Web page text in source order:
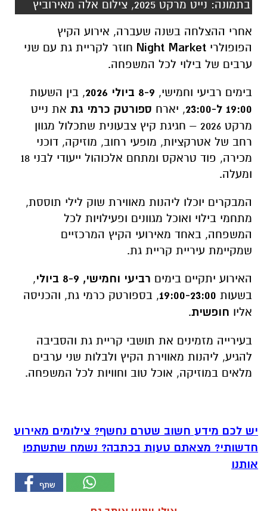
בתמונה: נייט מרקט 2025, צילום אלה מאירוביץ
אחרי ההצלחה בשנה שעברה, אירוע הקיץ
הפופולרי Night Market חוזר לקריית גת עם שני
ערבים של בילוי לכל המשפחה.
בימים רביעי וחמישי, 8-9 ביולי 2026 , בין השעות
19:00 ל-23:00 , יארח ספורטק כרמי גת את נייט
מרקט 2026 – חגיגת קיץ צבעונית שתכלול מגוון
רחב של אטרקציות, מופעי רחוב, מוזיקה, דוכני
מכירה, פוד טראקס ומתחם אלכוהול ייעודי לבני 18
ומעלה.
המבקרים יוכלו ליהנות מאווירת שוק לילי תוססת,
מתחמי בילוי ואוכל מגוונים ופעילויות לכל
המשפחה, באחד מאירועי הקיץ המרכזיים
שמקיימת עיריית קריית גת.
האירוע יתקיים בימים רביעי וחמישי, 8-9 ביולי
,
בשעות 19:00-23:00, בספורטק כרמי גת, והכניסה
אליו חופשית.
בעירייה מזמינים את תושבי קריית גת והסביבה
להגיע, ליהנות מאווירת הקיץ ולבלות שני ערבים
מלאים במוזיקה, אוכל טוב וחוויות לכל המשפחה.
יש לכם מידע חשוב שטרם נחשף? צילומים מאירוע
חדשותי? מצאתם טעות בכתבה? נשמח שתשתפו
אותנו